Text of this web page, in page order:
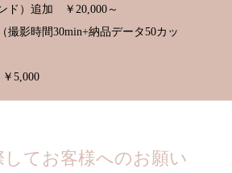
ド）追加 ￥20,000～
撮影時間30min+納品データ50カッ
5,000
てお客様へのお願い